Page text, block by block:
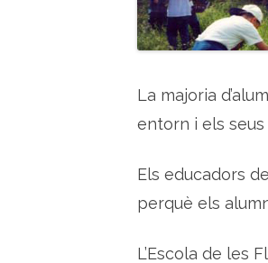
La majoria
entorn i els
Els educadors
perquè els
L’Escola de les